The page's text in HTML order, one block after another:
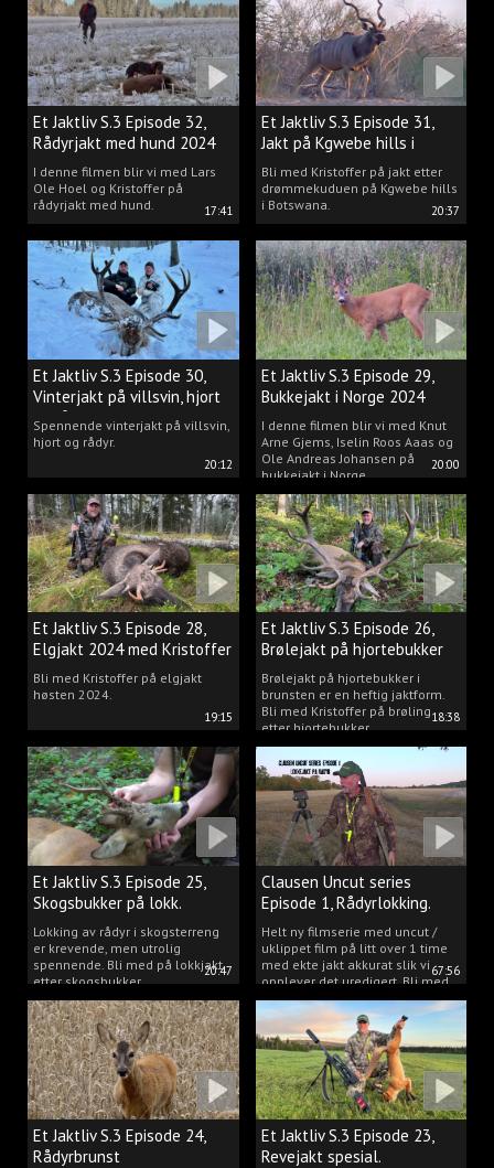
17:41
Et Jaktliv S.3 Episode 32,
Rådyrjakt med hund 2024
I denne filmen blir vi med Lars
Ole Hoel og Kristoffer på
rådyrjakt med hund.
20:37
Et Jaktliv S.3 Episode 31,
Jakt på Kgwebe hills i
Botswana
Bli med Kristoffer på jakt etter
drømmekuduen på Kgwebe hills
i Botswana.
20:12
Et Jaktliv S.3 Episode 30,
Vinterjakt på villsvin, hjort
og rådyr.
Spennende vinterjakt på villsvin,
hjort og rådyr.
20:00
Et Jaktliv S.3 Episode 29,
Bukkejakt i Norge 2024
I denne filmen blir vi med Knut
Arne Gjems, Iselin Roos Aaas og
Ole Andreas Johansen på
bukkejakt i Norge.
19:15
Et Jaktliv S.3 Episode 28,
Elgjakt 2024 med Kristoffer
Clausen
Bli med Kristoffer på elgjakt
høsten 2024.
18:38
Et Jaktliv S.3 Episode 26,
Brølejakt på hjortebukker
med Kristoffer Clausen
Brølejakt på hjortebukker i
brunsten er en heftig jaktform.
Bli med Kristoffer på brøling
etter hjortebukker.
20:47
Et Jaktliv S.3 Episode 25,
Skogsbukker på lokk.
Lokking av rådyr i skogsterreng
er krevende, men utrolig
spennende. Bli med på lokkjakt
etter skogsbukker.
67:56
Clausen Uncut series
Episode 1, Rådyrlokking.
Helt ny filmserie med uncut /
uklippet film på litt over 1 time
med ekte jakt akkurat slik vi
opplever det uredigert. Bli med
Kristoffer og opplev akkurat det
vi gjør når vi er ute og lokker
rådyr.
Et Jaktliv S.3 Episode 24,
Rådyrbrunst
Et Jaktliv S.3 Episode 23,
Revejakt spesial.